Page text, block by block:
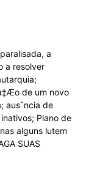
a
a resolver
de um novo
ausˆncia de
Plano de
alguns lutem
SUAS